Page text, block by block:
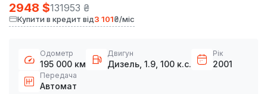
2948 $131953 ₴
Купити в кредит від3 101₴/міс
Одометр
195 000 км
Двигун
Дизель, 1.9, 100 к.с.
Рік
2001
Передача
Автомат